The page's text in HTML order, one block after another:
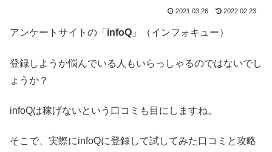
2021.03.26 2022.02.23
アンケートサイトの「 infoQ 」（インフォキュー）
登録しようか悩んでいる人もいらっしゃるのではないでし
ょうか？
infoQは稼げないという口コミも目にしますね。
そこで、実際にinfoQに登録して試してみた口コミと攻略